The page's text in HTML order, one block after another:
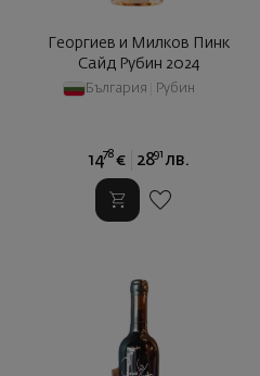
Георгиев и Милков Пинк
Сайд Рубин 2024
България Рубин
1478 € 2891 лв.